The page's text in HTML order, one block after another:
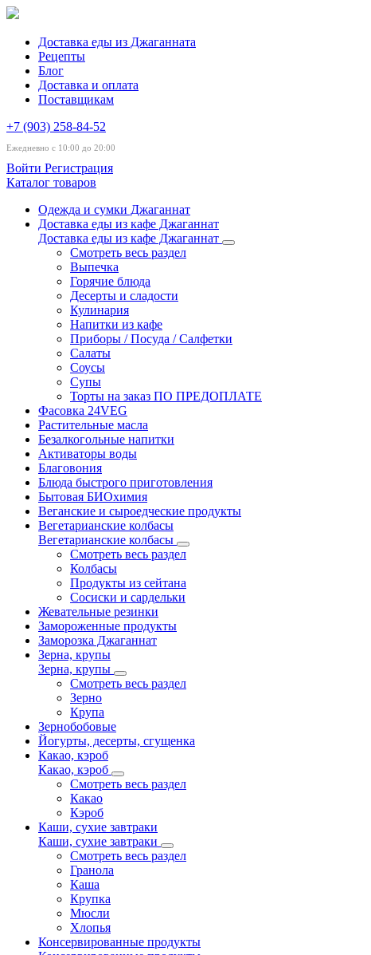
Доставка еды из Джаганната
Рецепты
Блог
Доставка и оплата
Поставщикам
+7 (903) 258-84-52
Ежедневно с 10:00 до 20:00
Войти Регистрация
Каталог товаров
Одежда и сумки Джаганнат
Доставка еды из кафе Джаганнат
Доставка еды из кафе Джаганнат
Смотреть весь раздел
Выпечка
Горячие блюда
Десерты и сладости
Кулинария
Напитки из кафе
Приборы / Посуда / Салфетки
Салаты
Соусы
Супы
Торты на заказ ПО ПРЕДОПЛАТЕ
Фасовка 24VEG
Растительные масла
Безалкогольные напитки
Активаторы воды
Благовония
Блюда быстрого приготовления
Бытовая БИОхимия
Веганские и сыроедческие продукты
Вегетарианские колбасы
Вегетарианские колбасы
Смотреть весь раздел
Колбасы
Продукты из сейтана
Сосиски и сардельки
Жевательные резинки
Замороженные продукты
Заморозка Джаганнат
Зерна, крупы
Зерна, крупы
Смотреть весь раздел
Зерно
Крупа
Зернобобовые
Йогурты, десерты, сгущенка
Какао, кэроб
Какао, кэроб
Смотреть весь раздел
Какао
Кэроб
Каши, сухие завтраки
Каши, сухие завтраки
Смотреть весь раздел
Гранола
Каша
Крупка
Мюсли
Хлопья
Консервированные продукты